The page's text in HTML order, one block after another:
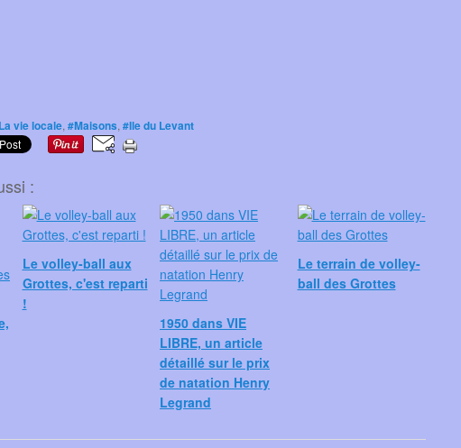
vie locale, #Maisons, #Ile du Levant
:
Le volley-ball aux
Grottes, c'est reparti
!
1950 dans VIE
LIBRE, un article
détaillé sur le prix
de natation Henry
Legrand
Le terrain de volley-
ball des Grottes